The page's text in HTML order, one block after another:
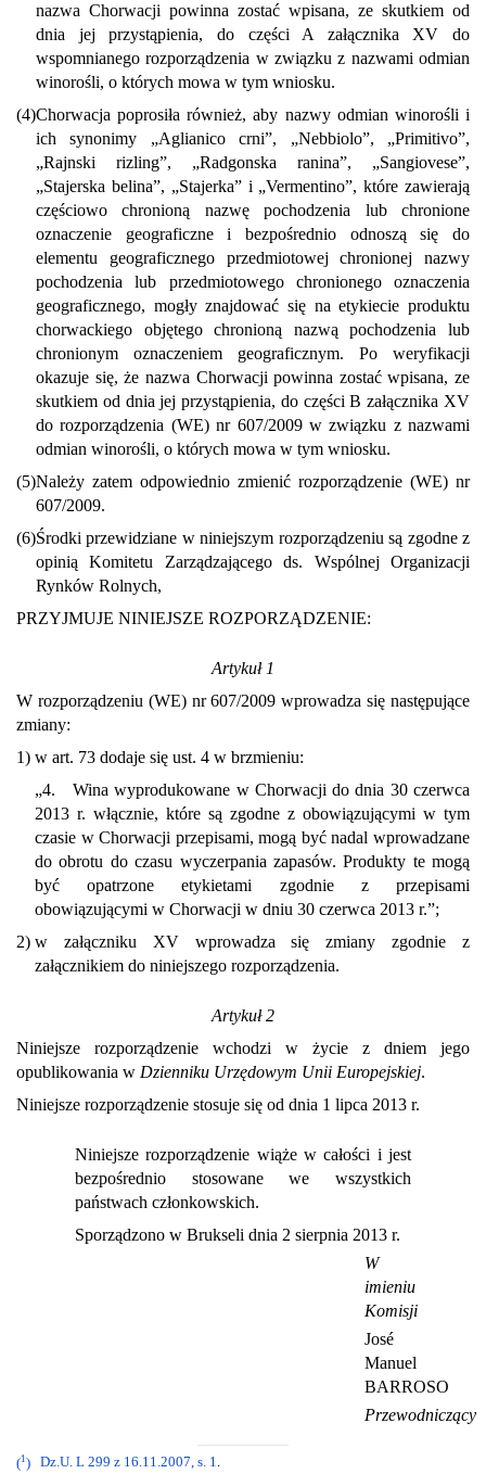
nazwa Chorwacji powinna zostać wpisana, ze skutkiem od
dnia jej przystąpienia, do części A załącznika XV do
wspomnianego rozporządzenia w związku z nazwami odmian
winorośli, o których mowa w tym wniosku.
(4)Chorwacja poprosiła również, aby nazwy odmian winorośli i
ich synonimy „Aglianico crni”, „Nebbiolo”, „Primitivo”,
„Rajnski rizling”, „Radgonska ranina”, „Sangiovese”,
„Stajerska belina”, „Stajerka” i „Vermentino”, które zawierają
częściowo chronioną nazwę pochodzenia lub chronione
oznaczenie geograficzne i bezpośrednio odnoszą się do
elementu geograficznego przedmiotowej chronionej nazwy
pochodzenia lub przedmiotowego chronionego oznaczenia
geograficznego, mogły znajdować się na etykiecie produktu
chorwackiego objętego chronioną nazwą pochodzenia lub
chronionym oznaczeniem geograficznym. Po weryfikacji
okazuje się, że nazwa Chorwacji powinna zostać wpisana, ze
skutkiem od dnia jej przystąpienia, do części B załącznika XV
do rozporządzenia (WE) nr 607/2009 w związku z nazwami
odmian winorośli, o których mowa w tym wniosku.
(5)Należy zatem odpowiednio zmienić rozporządzenie (WE) nr
607/2009.
(6)Środki przewidziane w niniejszym rozporządzeniu są zgodne z
opinią Komitetu Zarządzającego ds. Wspólnej Organizacji
Rynków Rolnych,
PRZYJMUJE NINIEJSZE ROZPORZĄDZENIE:
Artykuł 1
W rozporządzeniu (WE) nr 607/2009 wprowadza się następujące
zmiany:
1) w art. 73 dodaje się ust. 4 w brzmieniu:
„4. Wina wyprodukowane w Chorwacji do dnia 30 czerwca
2013 r. włącznie, które są zgodne z obowiązującymi w tym
czasie w Chorwacji przepisami, mogą być nadal wprowadzane
do obrotu do czasu wyczerpania zapasów. Produkty te mogą
być opatrzone etykietami zgodnie z przepisami
obowiązującymi w Chorwacji w dniu 30 czerwca 2013 r.”;
2) w załączniku XV wprowadza się zmiany zgodnie z
załącznikiem do niniejszego rozporządzenia.
Artykuł 2
Niniejsze rozporządzenie wchodzi w życie z dniem jego
opublikowania w Dzienniku Urzędowym Unii Europejskiej.
Niniejsze rozporządzenie stosuje się od dnia 1 lipca 2013 r.
Niniejsze rozporządzenie wiąże w całości i jest
bezpośrednio stosowane we wszystkich
państwach członkowskich.
Sporządzono w Brukseli dnia 2 sierpnia 2013 r.
W
imieniu
Komisji
José
Manuel
BARROSO
Przewodniczący
(1 ) Dz.U. L 299 z 16.11.2007, s. 1.